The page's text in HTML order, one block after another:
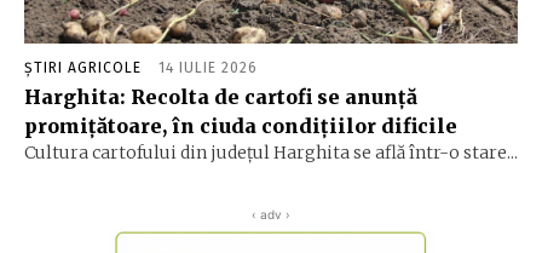
ȘTIRI AGRICOLE 14 IULIE 2026
Harghita: Recolta de cartofi se anunță
promițătoare, în ciuda condițiilor dificile
Cultura cartofului din județul Harghita se află într-o stare...
‹ adv ›